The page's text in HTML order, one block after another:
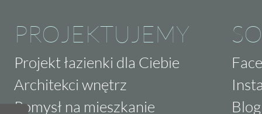
PROJEKTUJEMY
Projekt łazienki dla Ciebie
Architekci wnętrz
Pomysł na mieszkanie
Blog